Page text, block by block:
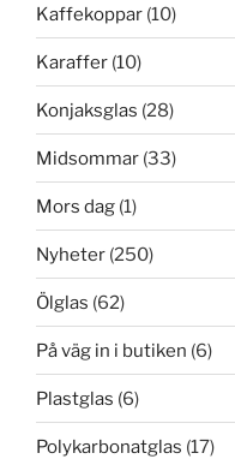
Kaffekoppar (10)
Karaffer (10)
Konjaksglas (28)
Midsommar (33)
Mors dag (1)
Nyheter (250)
Ölglas (62)
På väg in i butiken (6)
Plastglas (6)
Polykarbonatglas (17)